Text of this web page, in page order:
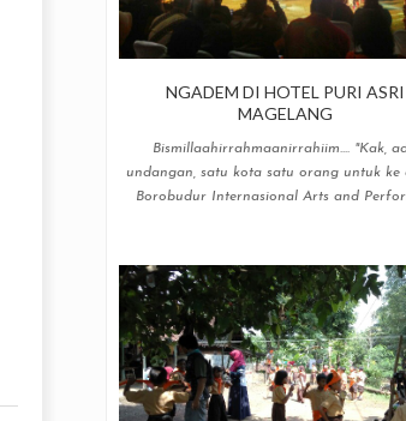
NGADEM DI HOTEL PURI ASRI
MAGELANG
Bismillaahirrahmaanirrahiim.... "Kak,
undangan, satu kota satu orang untuk ke
Borobudur Internasional Arts and